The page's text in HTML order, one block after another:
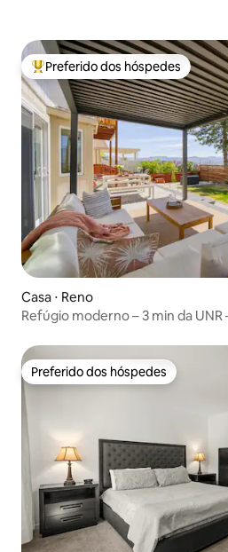
Entre os melhores preferidos dos
Preferido dos hóspedes
Casa ⋅ Reno
Refúgio moderno – 3 min da UNR
Preferido dos hóspedes
Preferido dos hóspedes